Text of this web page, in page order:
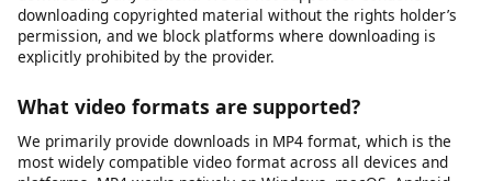
Is it legal to download videos for personal use?
This tool is intended for downloading content you own, have
open license such as Creative Commons. This includes your
own social media posts, videos shared by businesses or
creators for public reuse, public domain content, and any
material where the publisher has granted download rights.